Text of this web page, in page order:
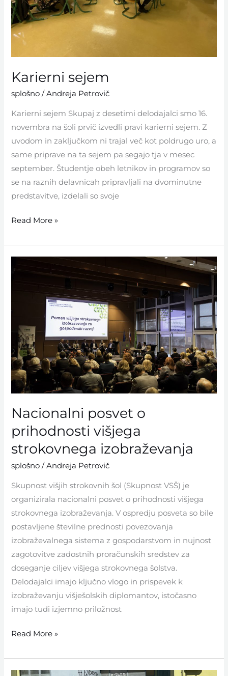
Karierni sejem
splošno /Andreja Petrovič
Karierni sejem Skupaj z desetimi delodajalci smo 16.
novembra na šoli prvič izvedli pravi karierni sejem. Z
uvodom in zaključkom ni trajal več kot poldrugo uro, a
same priprave na ta sejem pa segajo tja v mesec
september. Študentje obeh letnikov in programov so
se na raznih delavnicah pripravljali na dvominutne
predstavitve, izdelali so svoje
Read More »
Nacionalni posvet o
prihodnosti višjega
strokovnega izobraževanja
splošno /Andreja Petrovič
Skupnost višjih strokovnih šol (Skupnost VSŠ) je
organizirala nacionalni posvet o prihodnosti višjega
strokovnega izobraževanja. V ospredju posveta so bile
postavljene številne prednosti povezovanja
izobraževalnega sistema z gospodarstvom in nujnost
zagotovitve zadostnih proračunskih sredstev za
doseganje ciljev višjega strokovnega šolstva.
Delodajalci imajo ključno vlogo in prispevek k
izobraževanju višješolskih diplomantov, istočasno
imajo tudi izjemno priložnost
Nacionalni
prihodnosti
strokovnega
izobraževanja
Read More »